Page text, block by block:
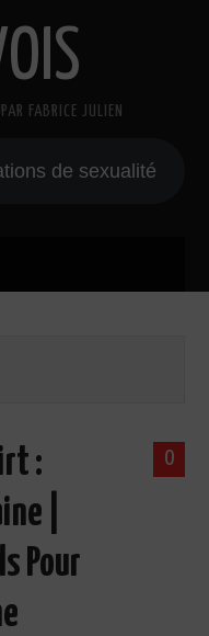
FABRICE JULIEN
de sexualité
0
:
|
Pour